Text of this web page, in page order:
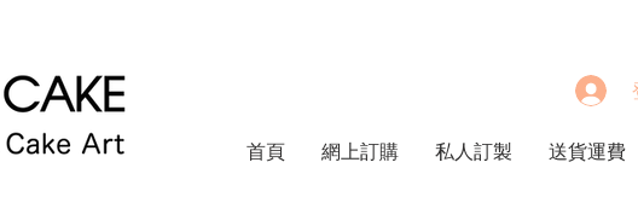
首頁 網上訂購 私人訂製 送貨運費